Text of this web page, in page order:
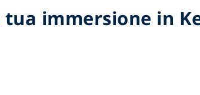
tua immersione in